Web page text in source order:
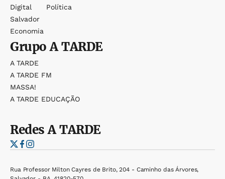
Digital
Salvador
Economia
Política
GrupoA TARDE
A TARDE
A TARDE FM
MASSA!
A TARDE EDUCAÇÃO
RedesA TARDE
Rua Professor Milton Cayres de Brito, 204 - Caminho das Árvores,